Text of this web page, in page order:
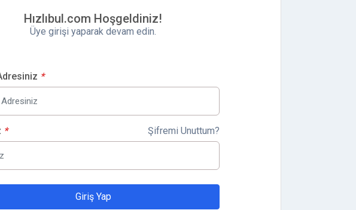
Hızlıbul.com Hoşgeldiniz!
Üye girişi yaparak devam edin.
*
Şifremi Unuttum?
*
Giriş Yap